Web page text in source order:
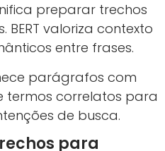
preparar trechos
BERT valoriza contexto
entre frases.
parágrafos com
termos correlatos para
de busca.
para